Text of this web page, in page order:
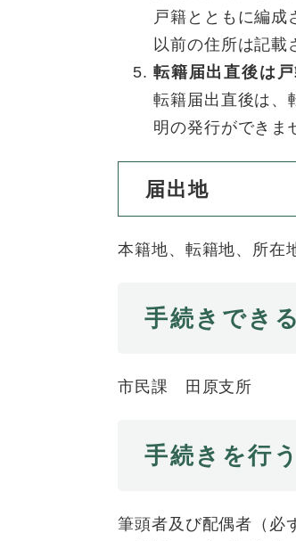
く
ら
ひ
ら
く
戸籍とともに編
以前の住所は記載
転籍届出直後は
転籍届出直後は、
明の発行ができま
届出地
本籍地、転籍地、所在
手続きでき
市民課 田原支所
手続きを行
筆頭者及び配偶者（必